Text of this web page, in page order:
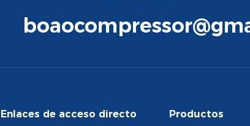
Enlaces de acceso directo Productos